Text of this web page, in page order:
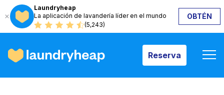
Laundryheap
La aplicación de lavandería líder en el mundo
(5,243)
OBTÉN
Reserva
Reserva
Cómo funciona